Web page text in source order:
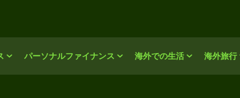
パーソナルファイナンス 海外での生活 海外旅行